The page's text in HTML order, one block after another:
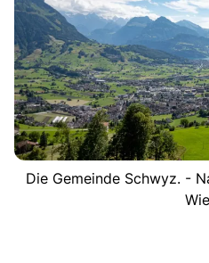
Die Gemeinde Schwyz. -